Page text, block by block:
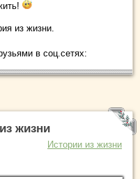
из жизни.
в соц.сетях:
жизни
Истории из жизни